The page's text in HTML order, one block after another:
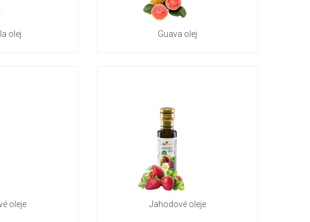
olej Guava olej
oleje Jahodové oleje